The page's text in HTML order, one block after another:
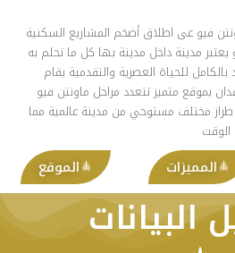
فيو عى اطلاق أضخم المشاريع السكنية
يعتبر مدينة داخل مدينة بها كل ما تحلم به
للحياة العصرية والتقدمية يقام
ماونتن بارك على 470 فدان بموقع متميز تتعدد مراحل ماونتن فيو
طراز مختلف مستوحي من مدينة عالمية مما
الموقع المميزات
البيانات